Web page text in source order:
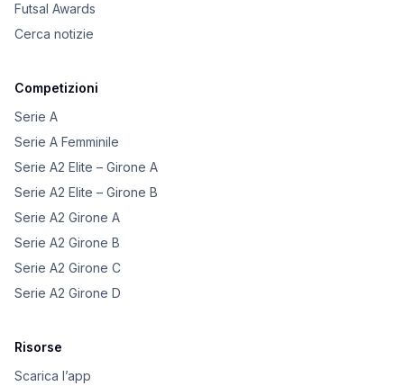
Futsal Awards
Cerca notizie
Competizioni
Serie A
Serie A Femminile
Serie A2 Elite – Girone A
Serie A2 Elite – Girone B
Serie A2 Girone A
Serie A2 Girone B
Serie A2 Girone C
Serie A2 Girone D
Risorse
Scarica l’app